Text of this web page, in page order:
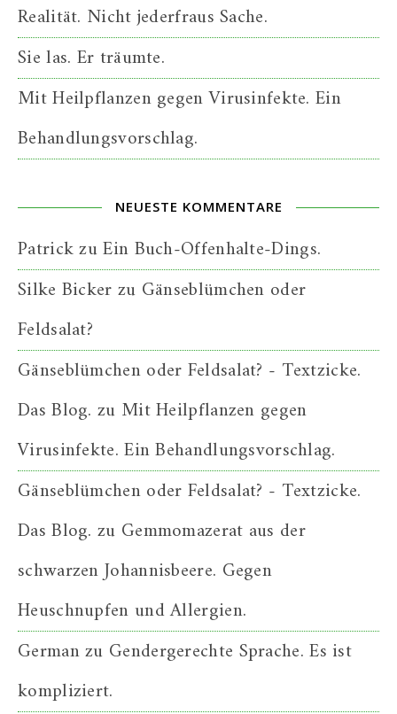
Realität. Nicht jederfraus Sache.
Sie las. Er träumte.
Mit Heilpflanzen gegen Virusinfekte. Ein
Behandlungsvorschlag.
NEUESTE KOMMENTARE
PatrickzuEin Buch-Offenhalte-Dings.
Silke Bickerzu Gänseblümchen oder
Feldsalat?
Gänseblümchen oder Feldsalat? - Textzicke.
Das Blog. zu Mit Heilpflanzen gegen
Virusinfekte. Ein Behandlungsvorschlag.
Gänseblümchen oder Feldsalat? - Textzicke.
Das Blog. zu Gemmomazerat aus der
schwarzen Johannisbeere. Gegen
Heuschnupfen und Allergien.
Germanzu Gendergerechte Sprache. Es ist
kompliziert.